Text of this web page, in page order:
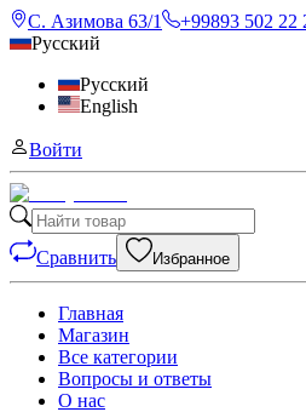
С. Азимова 63/1
+99893 502 22
Русский
Русский
English
Войти
Сравнить Избранное
Главная
Магазин
Все категории
Вопросы и ответы
О нас